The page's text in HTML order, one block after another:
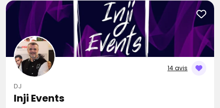
14 avis
DJ
Inji Events